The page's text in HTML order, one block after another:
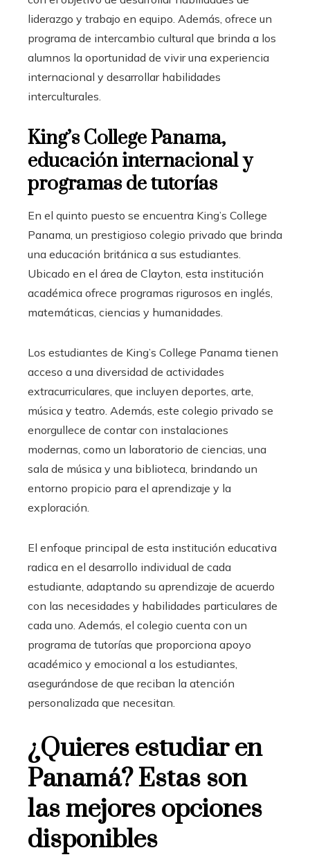
liderazgo y trabajo en equipo. Además, ofrece un
programa de intercambio cultural que brinda a los
alumnos la oportunidad de vivir una experiencia
internacional y desarrollar habilidades
interculturales.
King’s College Panama,
educación internacional y
programas de tutorías
En el quinto puesto se encuentra King’s College
Panama, un prestigioso colegio privado que brinda
una educación británica a sus estudiantes.
Ubicado en el área de Clayton, esta institución
académica ofrece programas rigurosos en inglés,
matemáticas, ciencias y humanidades.
Los estudiantes de King’s College Panama tienen
acceso a una diversidad de actividades
extracurriculares, que incluyen deportes, arte,
música y teatro. Además, este colegio privado se
enorgullece de contar con instalaciones
modernas, como un laboratorio de ciencias, una
sala de música y una biblioteca, brindando un
entorno propicio para el aprendizaje y la
exploración.
El enfoque principal de esta institución educativa
radica en el desarrollo individual de cada
estudiante, adaptando su aprendizaje de acuerdo
con las necesidades y habilidades particulares de
cada uno. Además, el colegio cuenta con un
programa de tutorías que proporciona apoyo
académico y emocional a los estudiantes,
asegurándose de que reciban la atención
personalizada que necesitan.
¿Quieres estudiar en
Panamá? Estas son
las mejores opciones
disponibles